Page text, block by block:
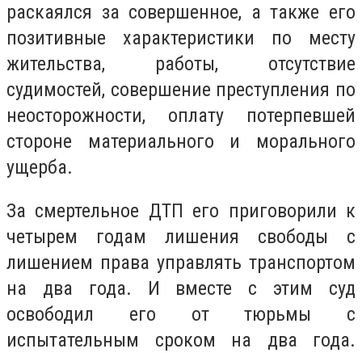
раскаялся за совершенное, а также его
позитивные характеристики по месту
жительства, работы, отсутствие
судимостей, совершение преступления по
неосторожности, оплату потерпевшей
стороне материального и морального
ущерба.
За смертельное ДТП его приговорили к
четырем годам лишения свободы с
лишением права управлять транспортом
на два года. И вместе с этим суд
освободил его от тюрьмы с
испытательным сроком на два года.